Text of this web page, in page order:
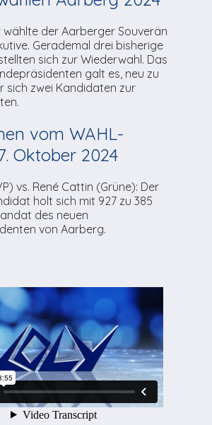
Studio
wählte der Aarberger Souverän
Gerademal drei bisherige
sich zur Wiederwahl. Das
galt es, neu zu
sich zwei Kandidaten zur
vom WAHL-
Oktober 2024
vs. René Cattin (Grüne): Der
holt sich mit 927 zu 385
des neuen
von Aarberg.